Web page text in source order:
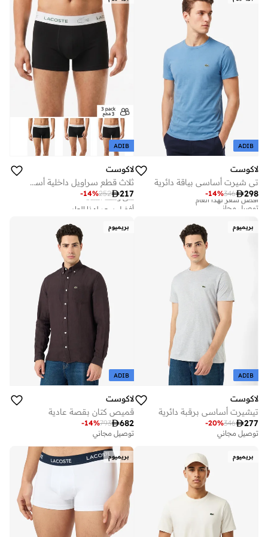
ADIB
لاكوست
تي شيرت أساسي بياقة دائرية
298
346
-14%
أفضل سعر لهذا العام
توصيل مجاني
ADIB
لاكوست
ثلاث قطع سراويل داخلية أساسية
217
252
-14%
أفضل سعر لهذا العام
توصيل مجاني
أفضل سعر لهذا العام
بريميوم
ADIB
لاكوست
تيشيرت أساسي برقبة دائرية
277
346
-20%
توصيل مجاني
بريميوم
ADIB
لاكوست
قميص كتان بقصة عادية
682
793
-14%
توصيل مجاني
بريميوم بريميوم